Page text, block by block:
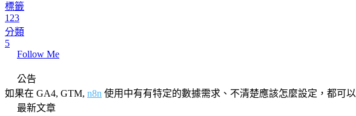
標籤
123
分類
5
Follow Me
公告
如果在 GA4, GTM, n8n 使用中有有特定的數據需求、不清楚應該怎麼設定，都可以
最新文章